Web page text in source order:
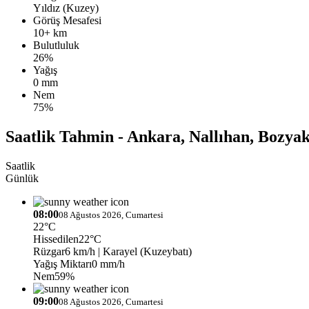
Yıldız (Kuzey)
Görüş Mesafesi
10+ km
Bulutluluk
26%
Yağış
0 mm
Nem
75%
Saatlik Tahmin - Ankara, Nallıhan,
Saatlik
Günlük
08:0008 Ağustos 2026, Cumartesi
22°C
Hissedilen22°C
Rüzgar6 km/h | Karayel (Kuzeybatı)
Yağış Miktarı0 mm/h
Nem59%
09:0008 Ağustos 2026, Cumartesi